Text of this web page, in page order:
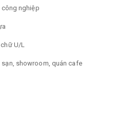
công nghiệp
U/L
showroom, quán cafe